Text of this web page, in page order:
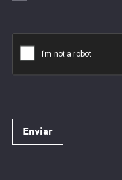
Enviar